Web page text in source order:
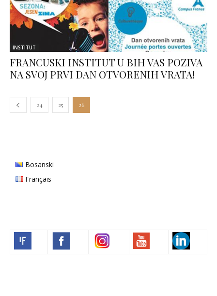
INSTITUT
FRANCUSKI INSTITUT U BIH VAS POZIVA
NA SVOJ PRVI DAN OTVORENIH VRATA!
24 25 26
Bosanski
Français